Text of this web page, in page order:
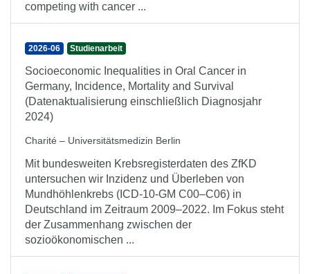
competing with cancer ...
2026-06 Studienarbeit
Socioeconomic Inequalities in Oral Cancer in
Germany, Incidence, Mortality and Survival
(Datenaktualisierung einschließlich Diagnosjahr
2024)
Charité – Universitätsmedizin Berlin
Mit bundesweiten Krebsregisterdaten des ZfKD
untersuchen wir Inzidenz und Überleben von
Mundhöhlenkrebs (ICD-10-GM C00–C06) in
Deutschland im Zeitraum 2009–2022. Im Fokus steht
der Zusammenhang zwischen der
sozioökonomischen ...